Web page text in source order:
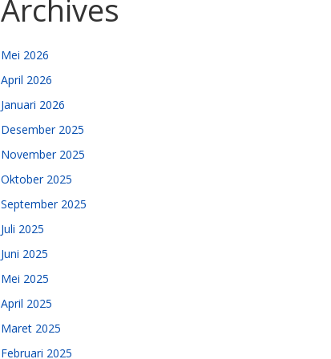
Archives
Mei 2026
April 2026
Januari 2026
Desember 2025
November 2025
Oktober 2025
September 2025
Juli 2025
Juni 2025
Mei 2025
April 2025
Maret 2025
Februari 2025